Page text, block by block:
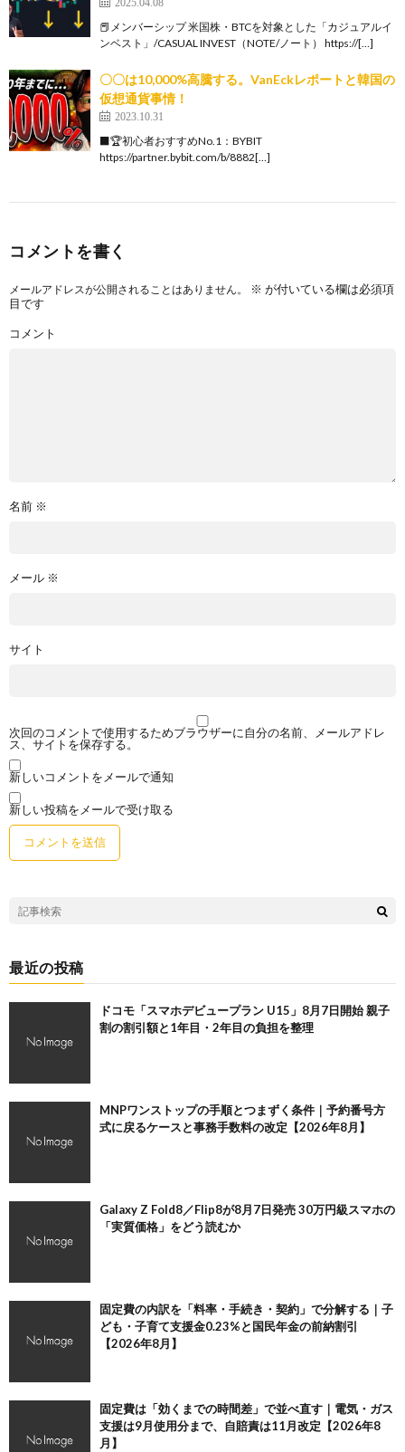
📕メンバーシップ 米国株・BTCを対象とした「カジュアルイ
ンベスト」/CASUAL INVEST（NOTE/ノート） https://[…]
〇〇は10,000%高騰する。VanEckレポートと韓国の
仮想通貨事情！
2023.10.31
⬛️🏆初心者おすすめNo.1：BYBIT
https://partner.bybit.com/b/8882[…]
コメントを書く
メールアドレスが公開されることはありません。 ※ が付いている欄は必須項
目です
コメント
名前 ※
メール ※
サイト
次回のコメントで使用するためブラウザーに自分の名前、メールアドレ
ス、サイトを保存する。
新しいコメントをメールで通知
新しい投稿をメールで受け取る
最近の投稿
ドコモ「スマホデビュープラン U15」8月7日開始 親子
割の割引額と1年目・2年目の負担を整理
MNPワンストップの手順とつまずく条件｜予約番号方
式に戻るケースと事務手数料の改定【2026年8月】
Galaxy Z Fold8／Flip8が8月7日発売 30万円級スマホの
「実質価格」をどう読むか
固定費の内訳を「料率・手続き・契約」で分解する｜子
ども・子育て支援金0.23%と国民年金の前納割引
【2026年8月】
固定費は「効くまでの時間差」で並べ直す｜電気・ガス
支援は9月使用分まで、自賠責は11月改定【2026年8
月】